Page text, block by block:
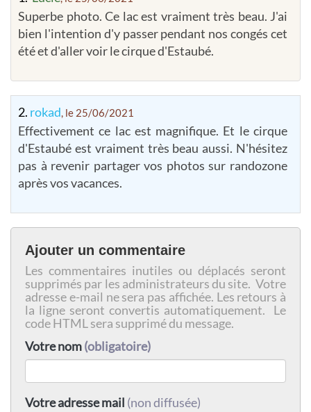
Superbe photo. Ce lac est vraiment très beau. J'ai
bien l'intention d'y passer pendant nos congés cet
été et d'aller voir le cirque d'Estaubé.
2. rokad, le 25/06/2021
Effectivement ce lac est magnifique. Et le cirque
d'Estaubé est vraiment très beau aussi. N'hésitez
pas à revenir partager vos photos sur randozone
après vos vacances.
Ajouter un commentaire
Les commentaires inutiles ou déplacés seront
supprimés par les administrateurs du site. Votre
adresse e-mail ne sera pas affichée. Les retours à
la ligne seront convertis automatiquement. Le
code HTML sera supprimé du message.
Votre nom(obligatoire)
Votre adresse mail (non diffusée)